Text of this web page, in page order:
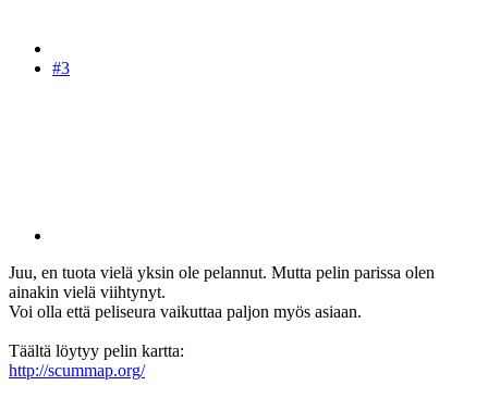
#3
Juu, en tuota vielä yksin ole pelannut. Mutta pelin parissa olen
ainakin vielä viihtynyt.
Voi olla että peliseura vaikuttaa paljon myös asiaan.
Täältä löytyy pelin kartta:
http://scummap.org/